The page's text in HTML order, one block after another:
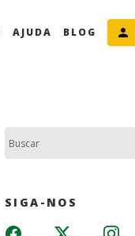
AJUDA BLOG
SIGA-NOS